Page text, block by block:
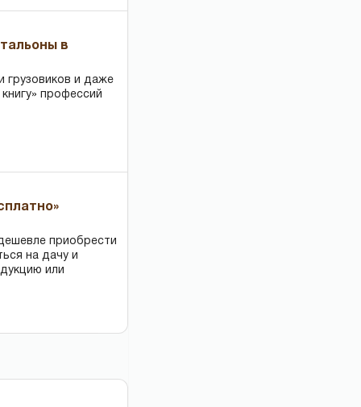
в
грузовиков и даже
профессий
приобрести
на дачу и
или